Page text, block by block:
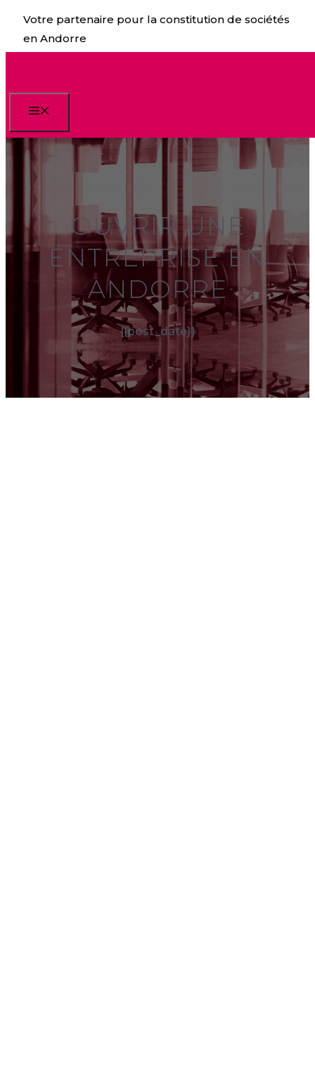
Aller
contenu
Votre partenaire pour la constitution de sociétés
en Andorre
OUVRIR UNE
ENTREPRISE EN
ANDORRE
{{post_date}}